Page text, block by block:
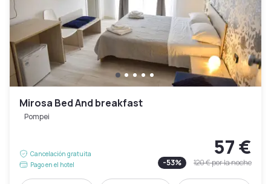
Mirosa Bed And breakfast
Pompei
Cancelación gratuita
Pago en el hotel
57 €
-53% 120 €por la noche